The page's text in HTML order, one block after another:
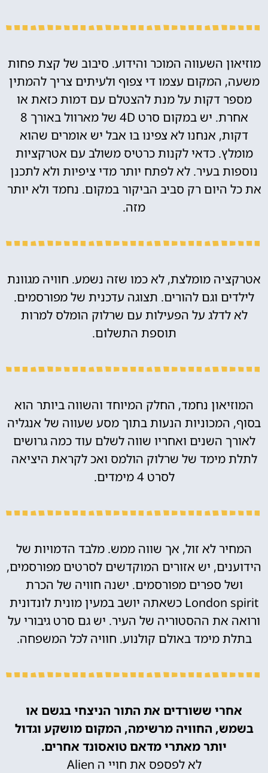
מוזיאון השעווה המוכר והידוע. סיבוב של קצת פחות
משעה, המקום עצמו די צפוף ולעיתים צריך להמתין
מספר דקות על מנת להצטלם עם דמות כזאת או
אחרת. יש במקום סרט 4D של מארוול באורך 8
דקות, אנחנו לא צפינו בו אבל יש אומרים שהוא
מומלץ. כדאי לקנות כרטיס משולב עם אטרקציות
נוספות בעיר. לא לפתח יותר מדי ציפיות ולא לתכנן
את כל היום רק סביב הביקור במקום. נחמד ולא יותר
מזה.
אטרקציה מומלצת, לא כמו שזה נשמע. חוויה מגוונת
לילדים וגם להורים. תצוגה עדכנית של מפורסמים.
לא לדלג על הפעילות עם שרלוק הומלס למרות
תוספת התשלום.
המוזיאון נחמד, החלק המיוחד והשווה ביותר הוא
בסוף, המכוניות הנעות בתוך מסע שעווה של אנגליה
לאורך השנים ואחריו שווה לשלם עוד כמה גרושים
לתלת מימד של שרלוק הולמס ואכ לקראת היציאה
לסרט 4 מימדים.
המחיר לא זול, אך שווה ממש. מלבד הדמויות של
הידוענים, יש אזורים המוקדשים לסרטים מפורסמים,
ושל ספרים מפורסמים. ישנה חוויה של הכרת
London spirit כשאתה יושב במעין מונית לונדונית
ורואה את ההסטוריה של העיר. יש גם סרט גיבורי על
בתלת מימד באולם קולנוע. חוויה לכל המשפחה.
אחרי ששורדים את התור הניצחי בגשם או
בשמש, החוויה מרשימה, המקום מושקע וגדול
יותר מאתרי מדאם טואסונד אחרים.
לא לפספס את חויי ה Alien